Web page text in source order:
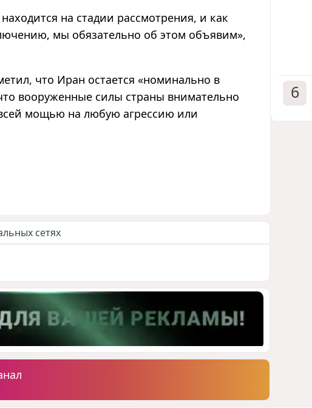
на стадии рассмотрения, и как
мы обязательно об этом объявим»,
что Иран остается «номинально в
вооруженные силы страны внимательно
мощью на любую агрессию или
сетях
6